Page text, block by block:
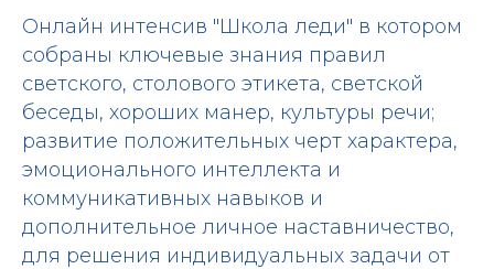
Онлайн интенсив "Школа леди" в котором
собраны ключевые знания правил
светского, столового этикета, светской
беседы, хороших манер, культуры речи;
развитие положительных черт характера,
эмоционального интеллекта и
коммуникативных навыков и
дополнительное личное наставничество,
для решения индивидуальных задачи от